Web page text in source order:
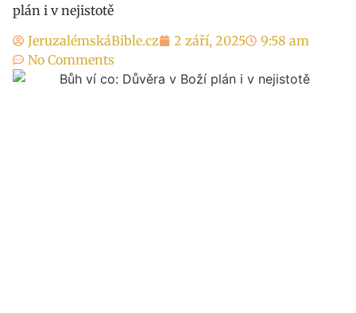
plán i v nejistotě
JeruzalémskáBible.cz
2 září, 2025
9:58 am
No Comments